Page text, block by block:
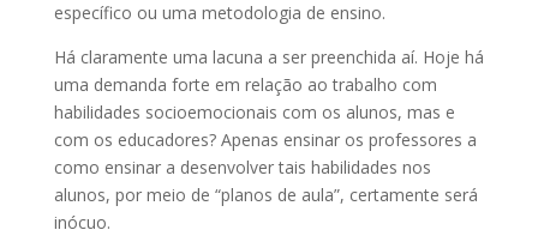
específico ou uma metodologia de ensino.
Há claramente uma lacuna a ser preenchida aí. Hoje há
uma demanda forte em relação ao trabalho com
habilidades socioemocionais com os alunos, mas e
com os educadores? Apenas ensinar os professores a
como ensinar a desenvolver tais habilidades nos
alunos, por meio de “planos de aula”, certamente será
inócuo.